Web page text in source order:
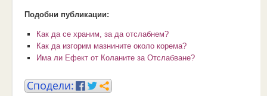
Подобни публикации:
Как да се храним, за да отслабнем?
Как да изгорим мазнините около корема?
Има ли Ефект от Коланите за Отслабване?